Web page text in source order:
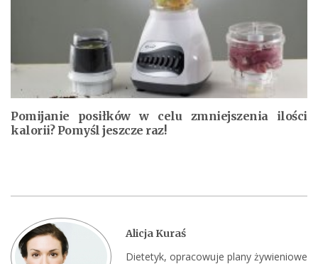
Pomijanie posiłków w celu zmniejszenia ilości
kalorii? Pomyśl jeszcze raz!
Alicja Kuraś
Dietetyk, opracowuje plany żywieniowe